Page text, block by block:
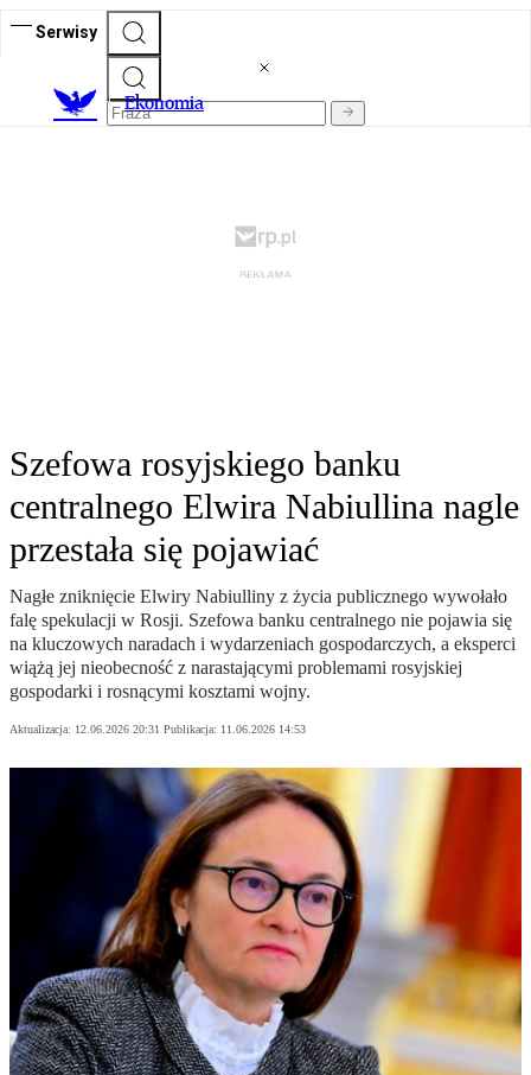
Serwisy
Ekonomia
Szefowa rosyjskiego banku
centralnego Elwira Nabiullina nagle
przestała się pojawiać
Nagłe zniknięcie Elwiry Nabiulliny z życia publicznego wywołało
falę spekulacji w Rosji. Szefowa banku centralnego nie pojawia się
na kluczowych naradach i wydarzeniach gospodarczych, a eksperci
wiążą jej nieobecność z narastającymi problemami rosyjskiej
gospodarki i rosnącymi kosztami wojny.
Aktualizacja: 12.06.2026 20:31 Publikacja: 11.06.2026 14:53